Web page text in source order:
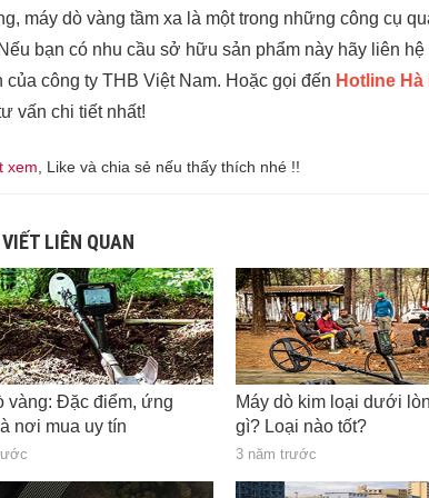
máy dò vàng tầm xa là một trong những công cụ
bạn có nhu cầu sở hữu sản phẩm này hãy liên hệ
của công ty THB Việt Nam. Hoặc gọi đến Hotline Hà
vấn chi tiết nhất!
xem , Like và chia sẻ nếu thấy thích nhé !!
LIÊN QUAN
vàng: Đặc điểm, ứng
nơi mua uy tín
Máy dò kim loại dưới
gì? Loại nào tốt?
3 năm trước